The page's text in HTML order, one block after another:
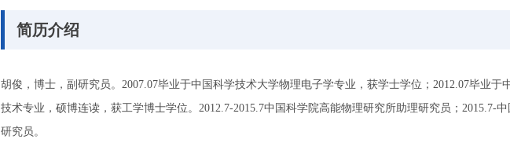
简历介绍
胡俊，博士，副研究员。2007.07毕业于中国科学技术大学物理电子学专业，获学士学位；2012.07毕业于
技术专业，硕博连读，获工学博士学位。2012.7-2015.7中国科学院高能物理研究所助理研究员；2015.7-
研究员。